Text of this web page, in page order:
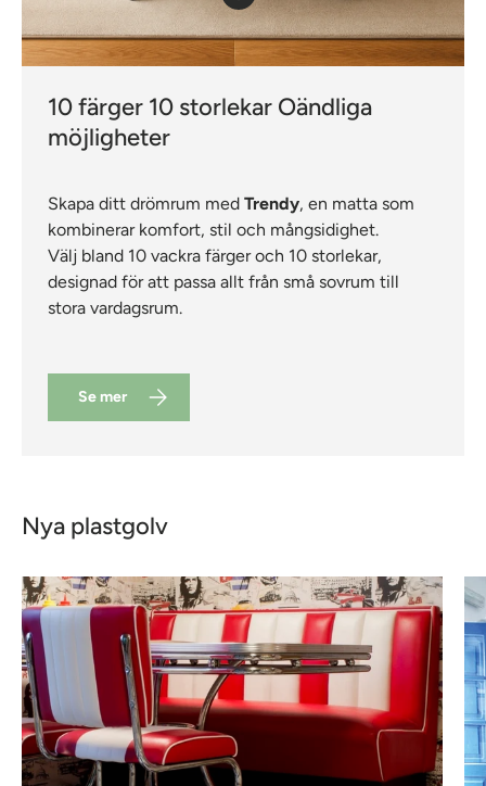
10 färger 10 storlekar Oändliga
möjligheter
Skapa ditt drömrum med Trendy, en matta som
kombinerar komfort, stil och mångsidighet.
Välj bland 10 vackra färger och 10 storlekar,
designad för att passa allt från små sovrum till
stora vardagsrum.
Se mer
Nya plastgolv